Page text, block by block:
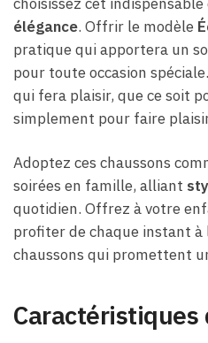
élégance. Offrir le modèle
pratique qui apportera un
pour toute occasion
qui fera plaisir, que ce soit
simplement pour faire
Adoptez ces chaussons
soirées en famille, alliant
quotidien. Offrez à votre
profiter de chaque instant à
chaussons qui promettent